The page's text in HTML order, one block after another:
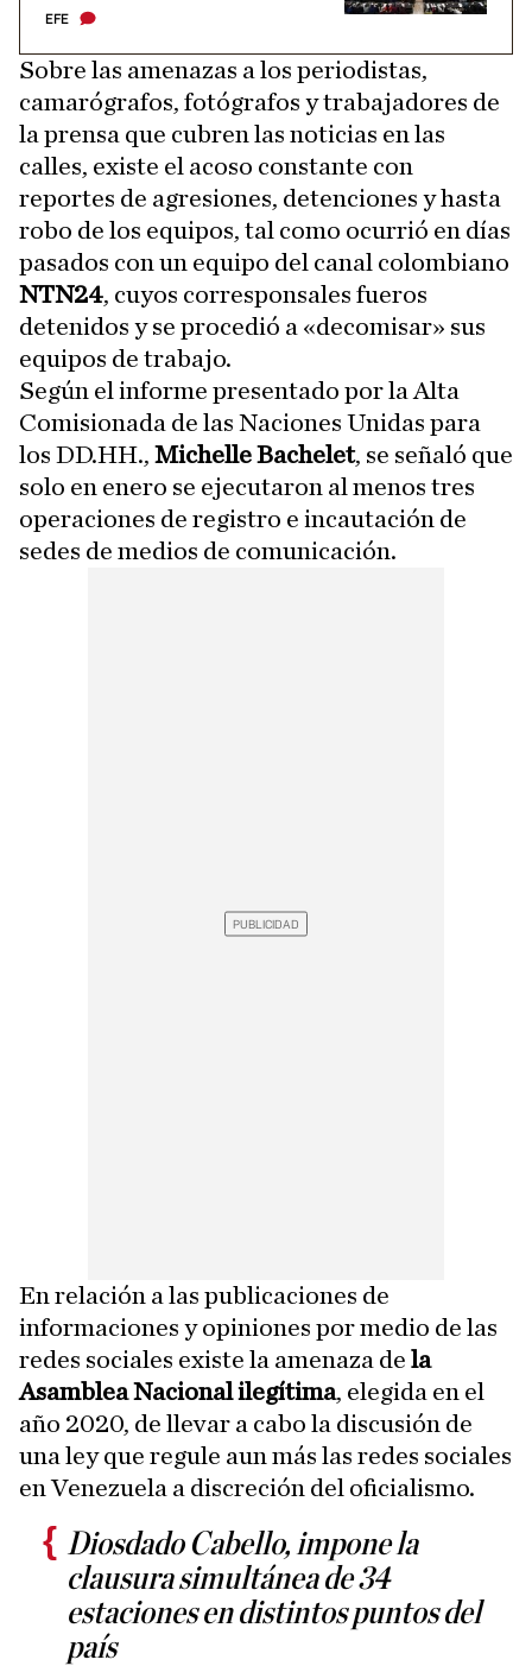
EFE
Sobre las amenazas a los periodistas,
camarógrafos, fotógrafos y trabajadores de
la prensa que cubren las noticias en las
calles, existe el acoso constante con
reportes de agresiones, detenciones y hasta
robo de los equipos, tal como ocurrió en días
pasados con un equipo del canal colombiano
NTN24, cuyos corresponsales fueros
detenidos y se procedió a «decomisar» sus
equipos de trabajo.
Según el informe presentado por la Alta
Comisionada de las Naciones Unidas para
los DD.HH., Michelle Bachelet, se señaló que
solo en enero se ejecutaron al menos tres
operaciones de registro e incautación de
sedes de medios de comunicación.
En relación a las publicaciones de
informaciones y opiniones por medio de las
redes sociales existe la amenaza de la
Asamblea Nacional ilegítima, elegida en el
año 2020, de llevar a cabo la discusión de
una ley que regule aun más las redes sociales
en Venezuela a discreción del oficialismo.
Diosdado Cabello, impone la
clausura simultánea de 34
estaciones en distintos puntos del
país